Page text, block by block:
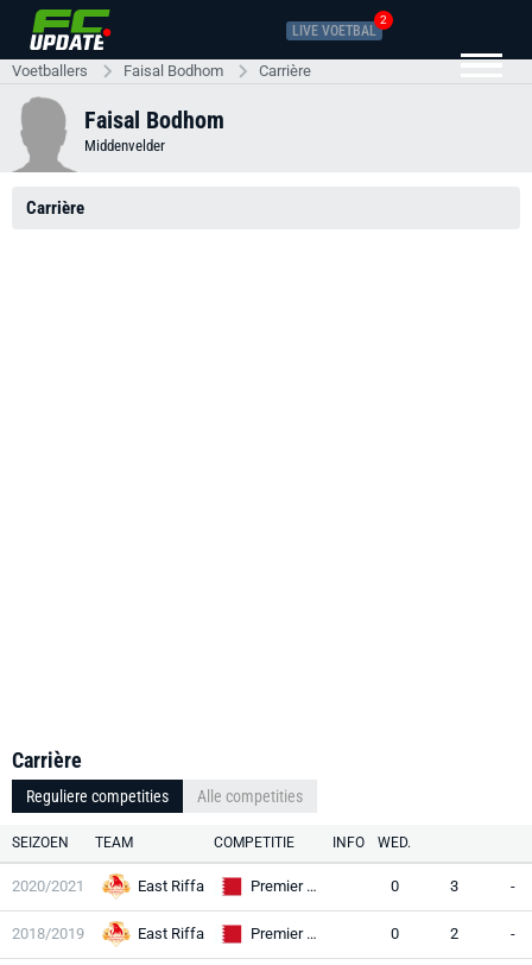
LIVE VOETBAL
2
Voetballers Faisal Bodhom Carrière
Faisal Bodhom
Middenvelder
Carrière
Carrière
Reguliere competities Alle competities
SEIZOEN TEAM COMPETITIE INFO WED.
2020/2021 East Riffa Premier League 0 3 -
2018/2019 East Riffa Premier League 0 2 -